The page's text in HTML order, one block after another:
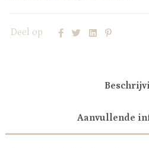
Deel op
Aanvullende